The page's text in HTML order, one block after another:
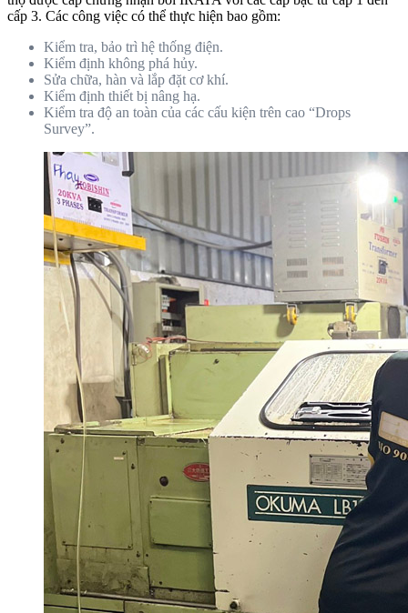
cấp 3. Các công việc có thể thực hiện bao gồm:
Kiểm tra, bảo trì hệ thống điện.
Kiểm định không phá hủy.
Sửa chữa, hàn và lắp đặt cơ khí.
Kiểm định thiết bị nâng hạ.
Kiểm tra độ an toàn của các cấu kiện trên cao “Drops
Survey”.